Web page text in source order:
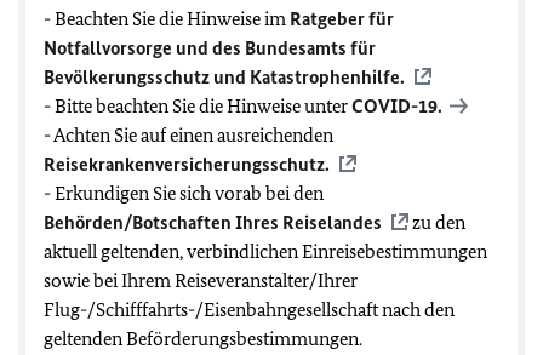
- Beachten Sie die Hinweise im Ratgeber für
Notfallvorsorge und des Bundesamts für
Bevölkerungsschutz und Katastrophenhilfe.
- Bitte beachten Sie die Hinweise unterCOVID-19.
- Achten Sie auf einen ausreichenden
Reisekrankenversicherungsschutz.
- Erkundigen Sie sich vorab bei den
Behörden/Botschaften Ihres Reiselandes
zu den
aktuell geltenden, verbindlichen Einreisebestimmungen
sowie bei Ihrem Reiseveranstalter/Ihrer
Flug-/Schifffahrts-/Eisenbahngesellschaft nach den
geltenden Beförderungsbestimmungen.